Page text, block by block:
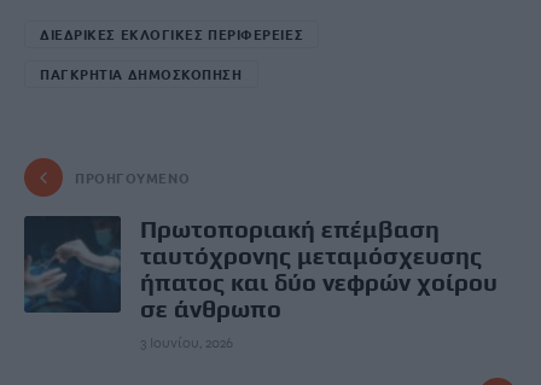
ΔΙΕΔΡΙΚΕΣ ΕΚΛΟΓΙΚΕΣ ΠΕΡΙΦΕΡΕΙΕΣ
ΠΑΓΚΡΗΤΙΑ ΔΗΜΟΣΚΟΠΗΣΗ
ΠΡΟΗΓΟΎΜΕΝΟ
Πρωτοποριακή επέμβαση
ταυτόχρονης μεταμόσχευσης
ήπατος και δύο νεφρών χοίρου
σε άνθρωπο
3 Ιουνίου, 2026